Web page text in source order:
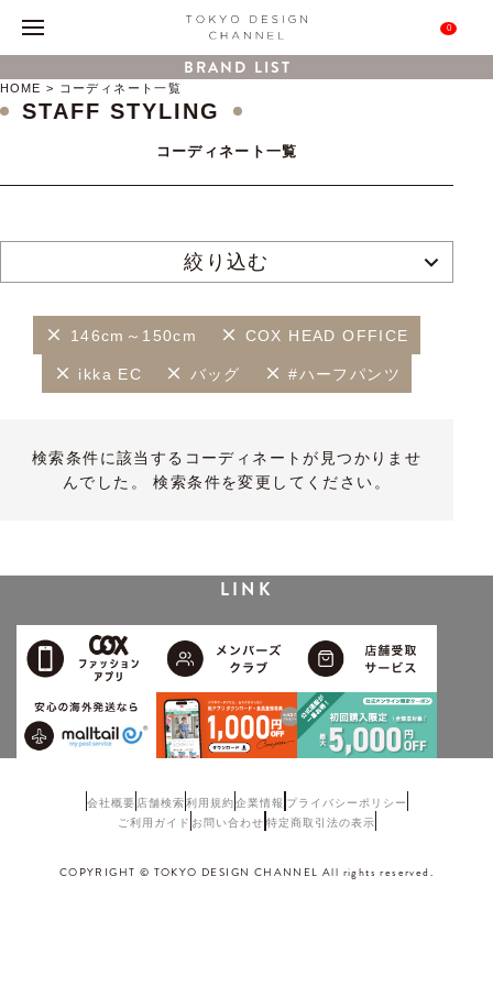
0
BRAND LIST
HOME コーディネート一覧
STAFF STYLING
コーディネート一覧
絞り込む
146cm～150cm COX HEAD OFFICE
ikka EC バッグ #ハーフパンツ
検索条件に該当するコーディネートが見つかりませ
んでした。 検索条件を変更してください。
LINK
会社概要 店舗検索利用規約企業情報 プライバシーポリシー
ご利用ガイド お問い合わせ 特定商取引法の表示
COPYRIGHT © TOKYO DESIGN CHANNEL All rights reserved.